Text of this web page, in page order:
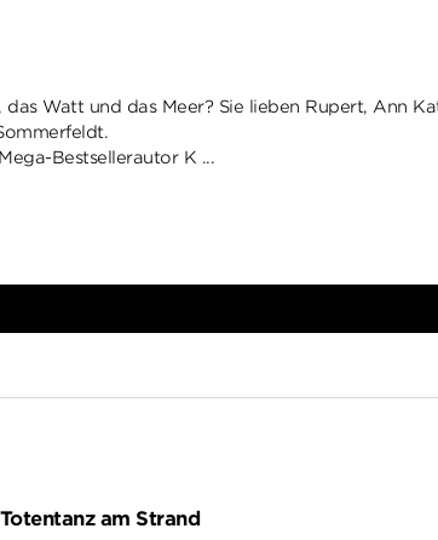
das Watt und das Meer? Sie lieben Rupert, Ann
Bestsellerautor K ...
Totentanz am Strand